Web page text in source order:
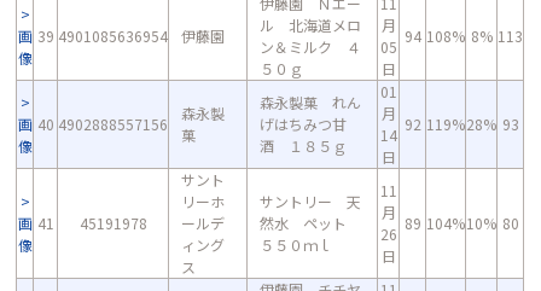
画
像
39 4901085636954 伊藤園
ル 北海道メロ
ン＆ミルク ４
５０ｇ
月
05
日
94 108% 8% 113
画
像
40 4902888557156
森永製
菓
森永製菓 れん
げはちみつ甘
酒 １８５ｇ
01
月
14
日
92 119%28% 93
画
像
41 45191978
サント
リーホ
ールデ
ィング
ス
サントリー 天
然水 ペット
５５０ｍｌ
11
月
26
日
89 104%10% 80